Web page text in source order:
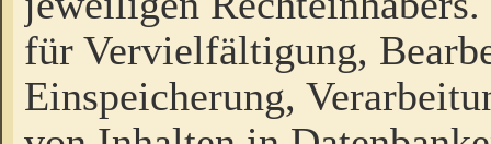
für Vervielfältigung,
Einspeicherung,